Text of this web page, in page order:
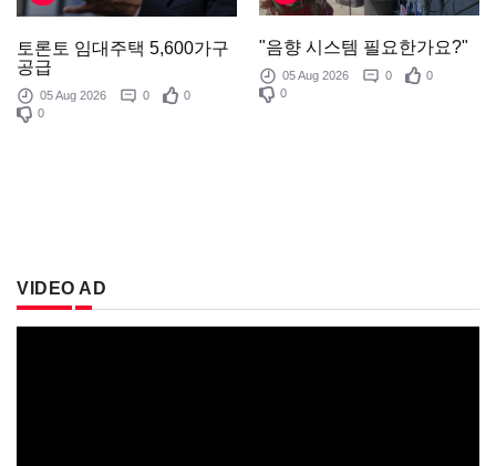
토론토 임대주택 5,600가구
공급
05 Aug 2026 0
0
0
"음향 시스템 필요한가요?"
05 Aug 2026 0
0
0
VIDEO AD